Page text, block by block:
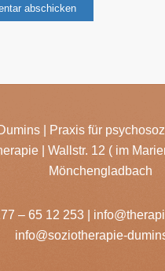
| Praxis für
| Wallstr. 12 ( im
Mönchengladbach
– 65 12 253|
info@soziotherapie-